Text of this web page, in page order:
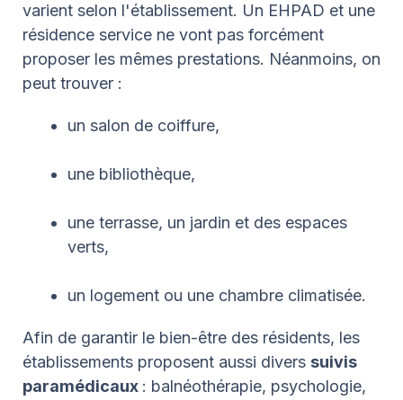
varient selon l'établissement. Un EHPAD et une
résidence service ne vont pas forcément
proposer les mêmes prestations. Néanmoins, on
peut trouver :
un salon de coiffure,
une bibliothèque,
une terrasse, un jardin et des espaces
verts,
un logement ou une chambre climatisée.
Afin de garantir le bien-être des résidents, les
établissements proposent aussi divers suivis
paramédicaux : balnéothérapie, psychologie,